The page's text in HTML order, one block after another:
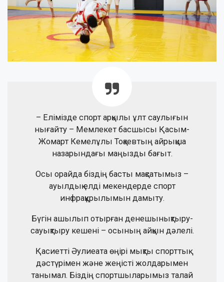
– Елімізде спорт арқылы ұлт саулығын
нығайту – Мемлекет басшысы Қасым-
Жомарт Кемелұлы Тоқаевтың айрықша
назарындағы маңызды бағыт.
Осы орайда біздің басты мақсатымыз –
ауылдық елді мекендерде спорт
инфрақұрылымын дамыту.
Бүгін ашылып отырған денешынықтыру-
сауықтыру кешені – осының айқын дәлелі.
Қасиетті Әулиеата өңірі мықты спорттық
дәстүрімен және жеңісті жолдарымен
танымал. Біздің спортшыларымыз талай